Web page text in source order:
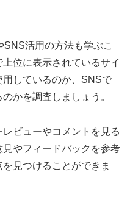
活用の方法も学ぶこ
位に表示されているサイ
用しているのか、SNSで
かを調査しましょう。
ビューやコメントを見る
やフィードバックを参考
見つけることができま